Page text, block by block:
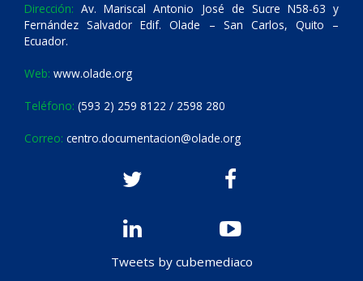
Dirección: Av. Mariscal Antonio José de Sucre N58-63 y
Fernández Salvador Edif. Olade – San Carlos, Quito –
Ecuador.
Web: www.olade.org
Teléfono: (593 2) 259 8122 / 2598 280
Correo: centro.documentacion@olade.org
Tweets by cubemediaco